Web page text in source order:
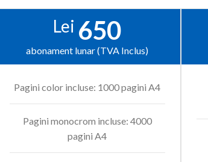
Lei 650
abonament lunar (TVA Inclus)
Pagini color incluse: 1000 pagini A4
Pagini monocrom incluse: 4000
pagini A4